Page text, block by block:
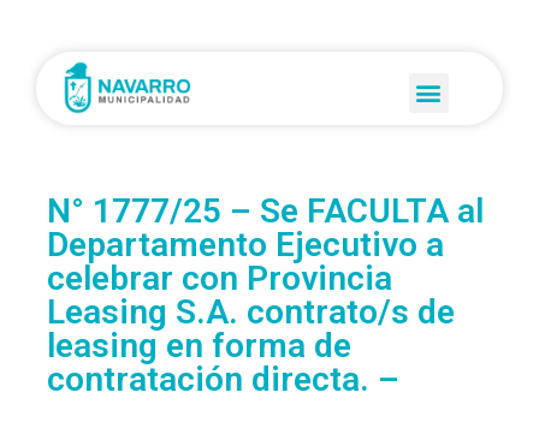
N° 1777/25 – Se FACULTA al
Departamento Ejecutivo a
celebrar con Provincia
Leasing S.A. contrato/s de
leasing en forma de
contratación directa. –